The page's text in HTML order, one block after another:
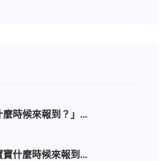
麼時候來報到？」...
寶什麼時候來報到...